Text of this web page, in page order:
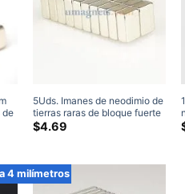
de
5Uds. Imanes de neodimio de
tierras raras de bloque fuerte
N35 de 12mm x 8mm x 5mm
$4.69
4 milímetros